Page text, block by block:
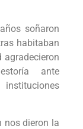
soñaron
habitaban
ante
nos dieron la